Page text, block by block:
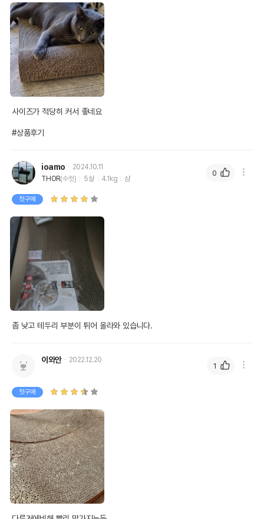
사이즈가 적당히 커서 좋네요
#상품후기
ioamo
2024.10.11
THOR(수컷) 5살 4.1kg 샴
첫구매
좀 낮고 테두리 부분이 튀어 올라와 있습니다.
0
이와안 2022.12.20
첫구매
1